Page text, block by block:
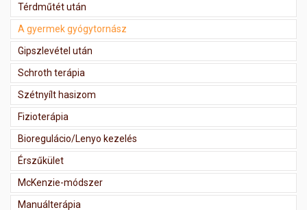
Térdműtét után
A gyermek gyógytornász
Gipszlevétel után
Schroth terápia
Szétnyílt hasizom
Fizioterápia
Bioregulácio/Lenyo kezelés
Érszűkület
McKenzie-módszer
Manuálterápia